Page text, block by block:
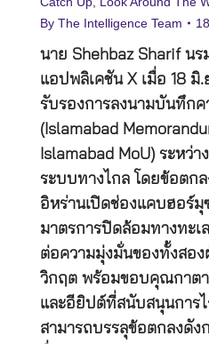
By The Intelligence Team
นาย Shehbaz Sharif น
แอปพลิเคชัน X เมื่อ 18 มิ
รับรองการลงนามบันทึกค
(Islamabad
Islamabad MoU) ระหว่
ระบบทางไกล โดยข้อตก
อิหร่านเปิดช่องแคบฮอร์
มาตรการปิดล้อมทางทะ
ต่อความมุ่งมั่นของทั้งสอง
วิกฤต พร้อมขอบคุณกาตา
และอียิปต์ที่สนับสนุนการ
สามารถบรรลุข้อตกลงดัง